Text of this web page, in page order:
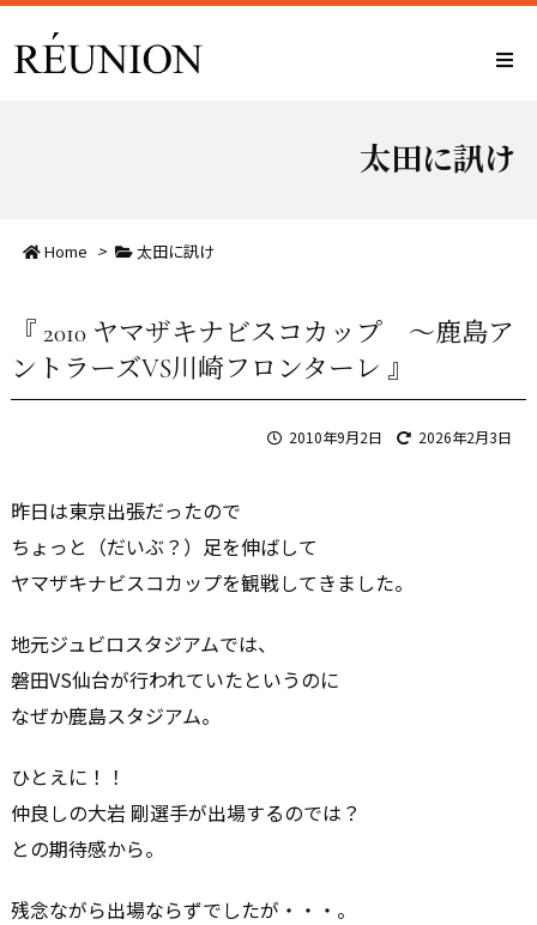
太田に訊け
Home > 太田に訊け
『 2010 ヤマザキナビスコカップ ～鹿島ア
ントラーズVS川崎フロンターレ 』
2010年9月2日 2026年2月3日
昨日は東京出張だったので
ちょっと（だいぶ？）足を伸ばして
ヤマザキナビスコカップを観戦してきました。
地元ジュビロスタジアムでは、
磐田VS仙台が行われていたというのに
なぜか鹿島スタジアム。
ひとえに！！
仲良しの大岩 剛選手が出場するのでは？
との期待感から。
残念ながら出場ならずでしたが・・・。